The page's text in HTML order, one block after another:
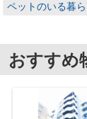
ペットのいる暮ら
おすすめ